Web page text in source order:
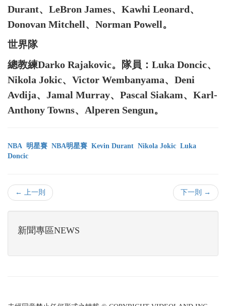
Durant、LeBron James、Kawhi Leonard、
Donovan Mitchell、Norman Powell。
世界隊
總教練Darko Rajakovic。隊員：Luka Doncic、
Nikola Jokic、Victor Wembanyama、Deni
Avdija、Jamal Murray、Pascal Siakam、Karl-
Anthony Towns、Alperen Sengun。
NBA 明星賽 NBA明星賽 Kevin Durant Nikola Jokic Luka
Doncic
← 上一則 下一則 →
新聞專區NEWS